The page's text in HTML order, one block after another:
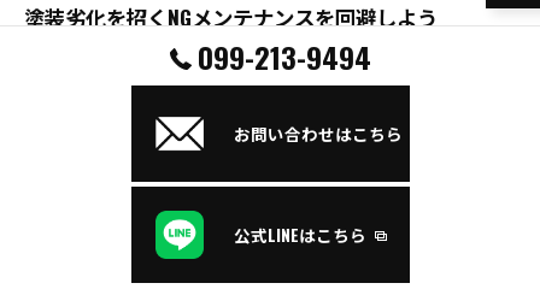
塗装劣化を招くNGメンテナンスを回避しよう
塗装膜やコーティング被膜を守るには、絶対に避けるべ
りのクリーナーやコンパウンドを頻繁に使うことです。
ため、結果的に塗装劣化や剥がれを招きます。
また、ワックスやコーティング剤の重ね塗りも注意が必
099-213-9494
お問い合わせはこちら
公式LINEはこちら